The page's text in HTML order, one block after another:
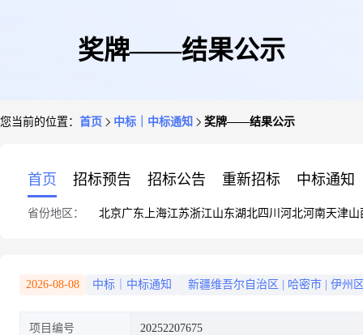
奖牌——结果公示
您当前的位置： 首页 中标｜中标通知 奖牌——结果公示
首页 招标预告 招标公告 重新招标 中标通知
省份地区： 北京广东 上海江苏浙江山东湖北四川 河北河南天津山
2026-08-08 中标｜中标通知 新疆维吾尔自治区 哈密市 伊州
项目编号 20252207675